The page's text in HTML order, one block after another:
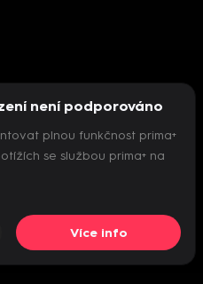
přehrávač
není podporováno
plnou funkčnost prima+
se službou prima+ na
Více info